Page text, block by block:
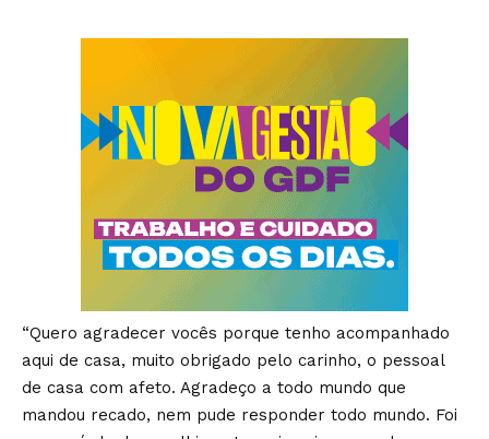
“Quero agradecer vocês porque tenho acompanhado
aqui de casa, muito obrigado pelo carinho, o pessoal
de casa com afeto. Agradeço a todo mundo que
mandou recado, nem pude responder todo mundo. Foi